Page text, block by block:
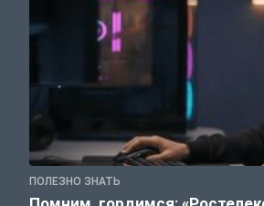
ПОЛЕЗНО ЗНАТЬ